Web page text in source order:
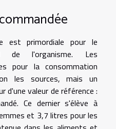
est primordiale pour le
de l'organisme. Les
pour la consommation
les sources, mais un
d'une valeur de référence :
Ce dernier s'élève à
et 3,7 litres pour les